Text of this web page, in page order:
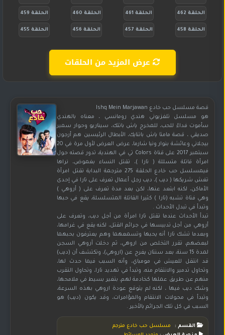
الحلقة 462 الحلقة 461 الحلقة 460 الحلقة 459
الحلقة 458 الحلقة 457 الحلقة 456 الحلقة 455
عرض المزيد من الحلقات
قصة مسلسل حب خادع Ishq Mein Marjawan
هو مسلسل تلفزيوني هندي رومانسي ، معناه بالهندي
سأموت فداءً للحب، للمخرج ياش باتتك، سيناريو وحوار سمير
صديقي ، قصة مامتا ياش باتنايك، الأبطال الرئيسين هم أرجون
بيجلاني وعائشة بنوار ونيا شارما، عرض العرض لأول مرة في 20
سبتمبر 2017 على قناة Colors تي في الهندية، تدور قصته حول
امرأة قاتلة متسللة ( تارا )، تقتل النساء بغموض، نراها
فيمسلسل حب خادع الحلقة 275 مترجمة البداية تقتل امرأة
تغش شريكها ( ديب )، ديب رجل أعمال تعرف على تارا في إحدى
الأماكن، لكنه ابتعد عنها، لكن بعد مدة تعرف على ( أروهي )
وهي فتاة تشبه (تارا ) كثيرا القاتلة المتسلسلة، يقع في حبها
وتبدأ في تبدل الأحداث .
تبدأ الأحداث عندما تقتل تارا امرأة من أجل ديب، وتعرف على
أروهي من أجل تدبيسها في جرائم القتل، لكنه يقع في غرامها،
وبعدما تشك تارا أنه يحبها وتسمعهما وهم يعترفون بحبهما
لبعضهم، تقرر التخلص من اروهي، ثم دخلت آروهي السجن
لمدة 15 سنة، بعد سنتان يفرج عن (اروهي)، وتكتشف أن (ديب)
قد انتقل للعيش في مومباي، وأنه السبب فيما حدث لها،
وتحاول تدمير والانتقام منه، وتبدأ في تهديد تارا، وتحاول التقرب
منهم عن طريق عملها كخادمة لهم، بتغير بسيط في ملامحها،
وشك ديب فيها ، لكنه لم يتوقع عودة اروهي بهذه السرعة،
وتبدأ في محولات الانتقام والمؤامرات، وقد يكون (ديب) هو
السبب في كل تلك الجرائم بالأخير .
القسم :
مسلسل حب خادع مترجم